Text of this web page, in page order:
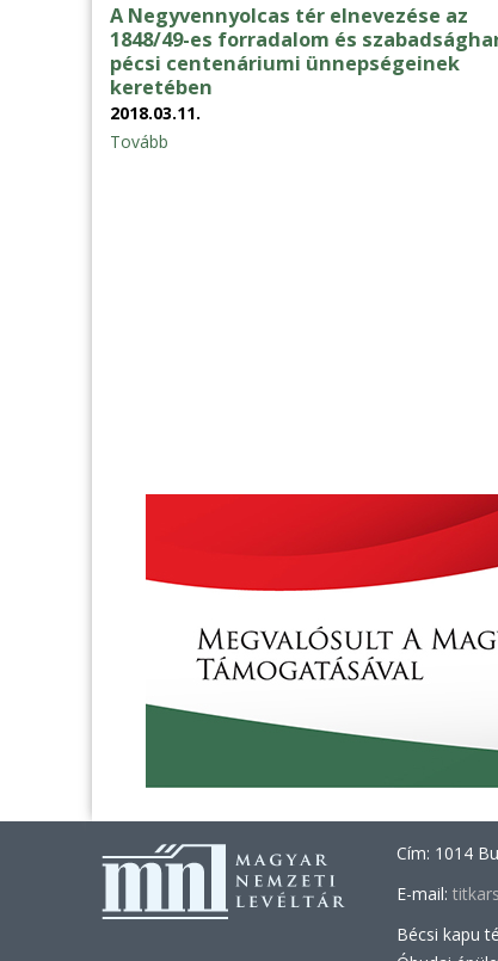
A Negyvennyolcas tér elnevezése az
1848/49-es forradalom és
pécsi centenáriumi ünnepségeinek
keretében
2018.03.11.
Tovább
Cím: 1014
E-mail:
Bécsi kapu